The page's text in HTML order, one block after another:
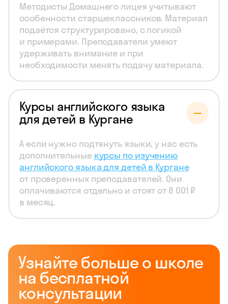
Методисты Домашнего лицея учитывают
особенности старшеклассников. Материал
подаётся структурировано, с логикой
и примерами. Преподаватели умеют
удерживать внимание и при
необходимости менять подачу материала.
Курсы английского языка
для детей в Кургане
А если нужно подтянуть языки, у нас есть
дополнительные курсы по изучению
английского языка для детей в Кургане
от проверенных преподавателей. Они
оплачиваются отдельно и стоят от 8 001 ₽
в месяц.
Узнайте больше о школе
на бесплатной
консультации